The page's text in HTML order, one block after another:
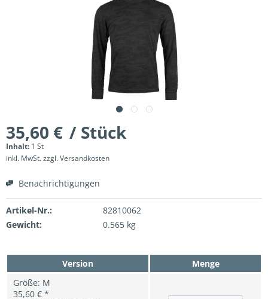
35,60 € / Stück
Inhalt: 1 St
inkl. MwSt.zzgl. Versandkosten
Benachrichtigungen
Artikel-Nr.:
82810062
Gewicht:
0.565 kg
Version
Menge
Größe: M
35,60 € *